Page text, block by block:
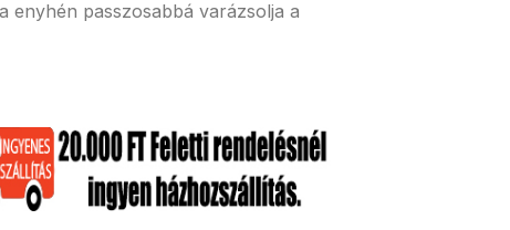
passzosabbá varázsolja a